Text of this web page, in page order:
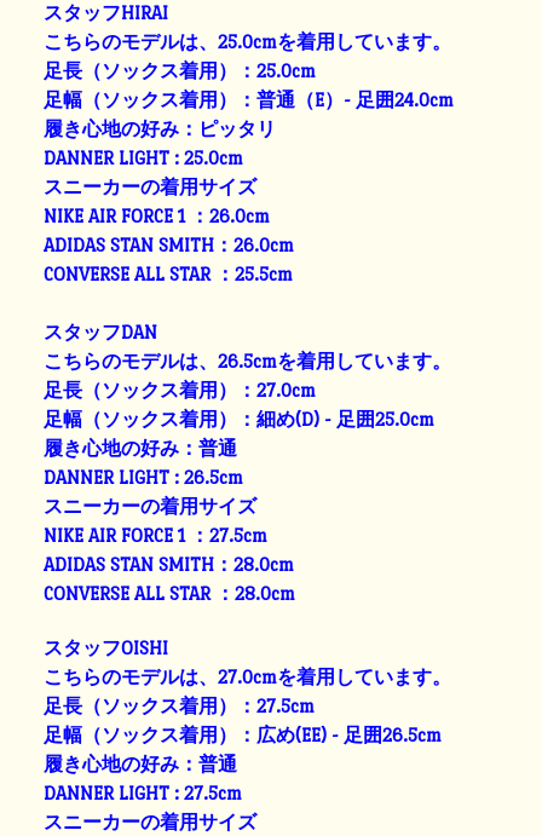
スタッフHIRAI
こちらのモデルは、25.0cmを着用しています。
足長（ソックス着用）：25.0cm
足幅（ソックス着用）：普通（E）- 足囲24.0cm
履き心地の好み：ピッタリ
DANNER LIGHT : 25.0cm
スニーカーの着用サイズ
NIKE AIR FORCE 1 ：26.0cm
ADIDAS STAN SMITH：26.0cm
CONVERSE ALL STAR ：25.5cm
スタッフDAN
こちらのモデルは、26.5cmを着用しています。
足長（ソックス着用）：27.0cm
足幅（ソックス着用）：細め(D) - 足囲25.0cm
履き心地の好み：普通
DANNER LIGHT : 26.5cm
スニーカーの着用サイズ
NIKE AIR FORCE 1 ：27.5cm
ADIDAS STAN SMITH：28.0cm
CONVERSE ALL STAR ：28.0cm
スタッフOISHI
こちらのモデルは、27.0cmを着用しています。
足長（ソックス着用）：27.5cm
足幅（ソックス着用）：広め(EE) - 足囲26.5cm
履き心地の好み：普通
DANNER LIGHT : 27.5cm
スニーカーの着用サイズ